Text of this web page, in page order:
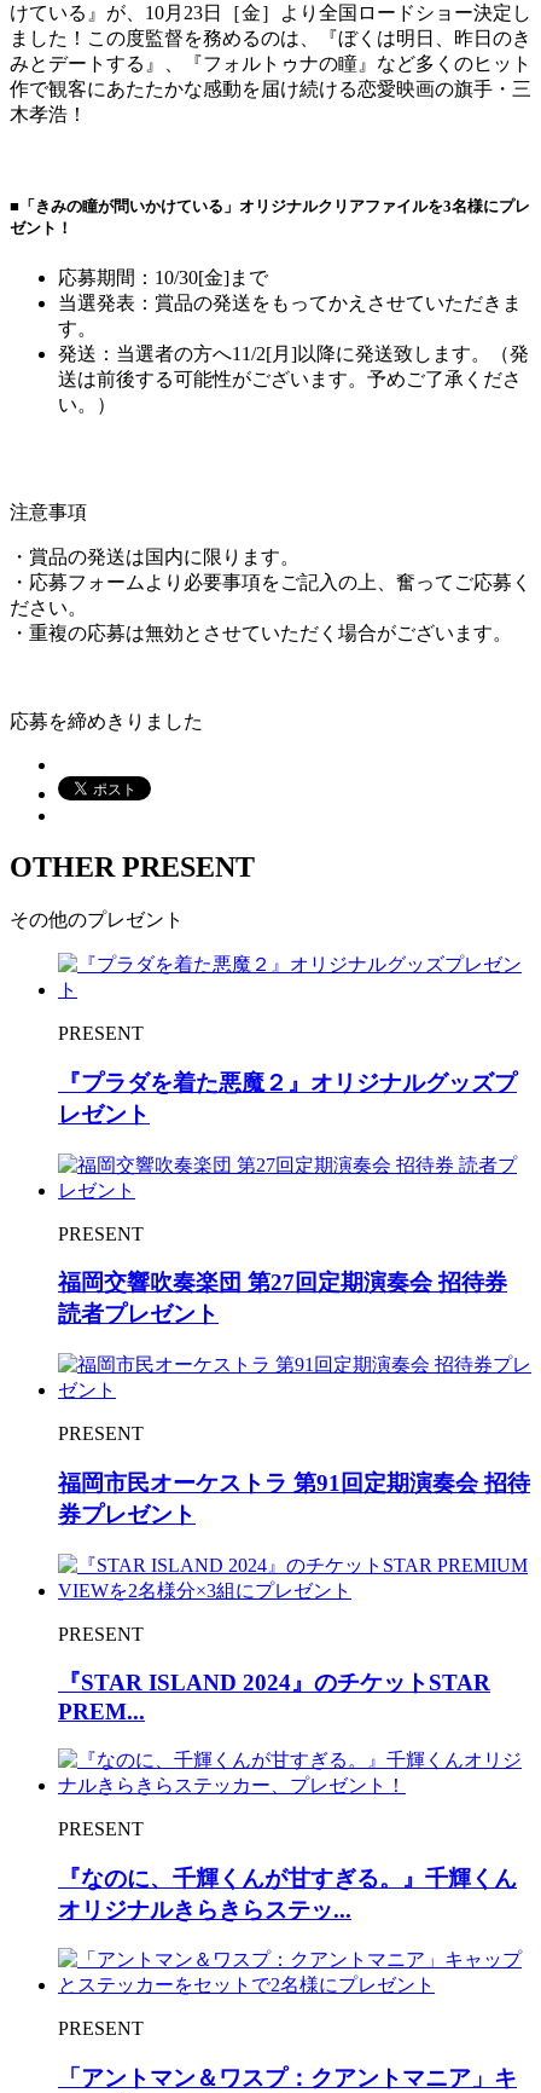
けている』が、10月23日［金］より全国ロードショー決定し
ました！この度監督を務めるのは、『ぼくは明日、昨日のき
みとデートする』、『フォルトゥナの瞳』など多くのヒット
作で観客にあたたかな感動を届け続ける恋愛映画の旗手・三
木孝浩！
■「きみの瞳が問いかけている」オリジナルクリアファイルを3名様にプレ
ゼント！
応募期間：10/30[金]まで
当選発表：賞品の発送をもってかえさせていただきま
す。
発送：当選者の方へ11/2[月]以降に発送致します。（発
送は前後する可能性がございます。予めご了承くださ
い。）
注意事項
・賞品の発送は国内に限ります。
・応募フォームより必要事項をご記入の上、奮ってご応募く
ださい。
・重複の応募は無効とさせていただく場合がございます。
応募を締めきりました
OTHER PRESENT
その他のプレゼント
PRESENT
『プラダを着た悪魔２』オリジナルグッズプ
レゼント
PRESENT
福岡交響吹奏楽団 第27回定期演奏会 招待券
読者プレゼント
PRESENT
福岡市民オーケストラ 第91回定期演奏会 招待
券プレゼント
PRESENT
『STAR ISLAND 2024』のチケットSTAR
PREM...
PRESENT
『なのに、千輝くんが甘すぎる。』千輝くん
オリジナルきらきらステッ...
PRESENT
「アントマン＆ワスプ：クアントマニア」キ